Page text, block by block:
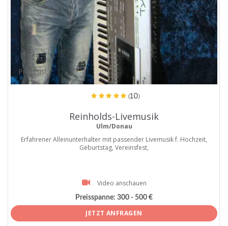
ProArtist
(10)
Reinholds-Livemusik
Ulm/Donau
Erfahrener Alleinunterhalter mit passender Livemusik f. Hochzeit,
Geburtstag, Vereinsfest,
Video anschauen
Preisspanne: 300 - 500 €
JETZT ANFRAGEN